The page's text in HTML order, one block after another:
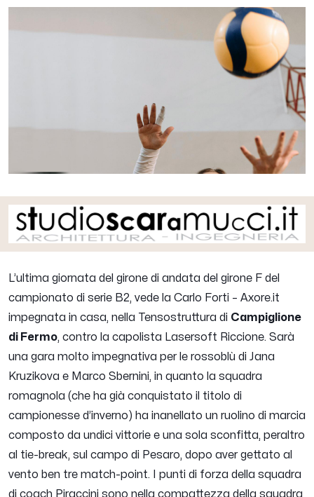
L’ultima giornata del girone di andata del girone F del
campionato di serie B2, vede la Carlo Forti – Axore.it
impegnata in casa, nella Tensostruttura di Campiglione
di Fermo, contro la capolista Lasersoft Riccione. Sarà
una gara molto impegnativa per le rossoblù di Jana
Kruzikova e Marco Sbernini, in quanto la squadra
romagnola (che ha già conquistato il titolo di
campionesse d’inverno) ha inanellato un ruolino di marcia
composto da undici vittorie e una sola sconfitta, peraltro
al tie-break, sul campo di Pesaro, dopo aver gettato al
vento ben tre match-point. I punti di forza della squadra
di coach Piraccini sono nella compattezza della squadra